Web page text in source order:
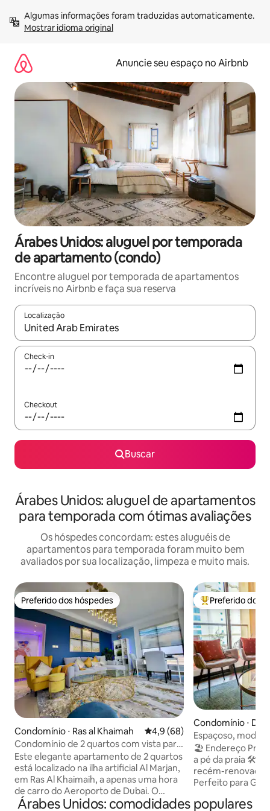
para
Mostrar idioma original
Anuncie seu espaço no Airbnb
Árabes Unidos: aluguel por temporada
de apartamento (condo)
Encontre aluguel por temporada de apartamentos
incríveis no Airbnb e faça sua reserva
Localização
Quando os resultados estiverem disponíveis, explore-os
Check-in
Checkout
Buscar
Árabes Unidos: aluguel de apartamentos
para temporada com ótimas avaliações
Os hóspedes concordam: estes aluguéis de
apartamentos para temporada foram muito bem
avaliados por sua localização, limpeza e muito mais.
Preferido dos hóspedes
Preferido dos hóspedes
Condomínio ⋅ Ras al Khaimah 4,9 de uma avaliação média
4,9 (68)
Condomínio de 2 quartos com vista para
o mar
Este elegante apartamento de 2 quartos
está localizado na ilha artificial Al Marjan,
em Ras Al Khaimaih, a apenas uma hora
de carro do Aeroporto de Dubai. O
condomínio está situado em uma
Entre os
Preferido dos
Condomínio ⋅
Espaçoso,
pé até a praia e
🏖️ Endereço
a pé da praia 🛠️
recém-renovado
Perfeito para
bares e vida
Árabes Unidos: comodidades populares